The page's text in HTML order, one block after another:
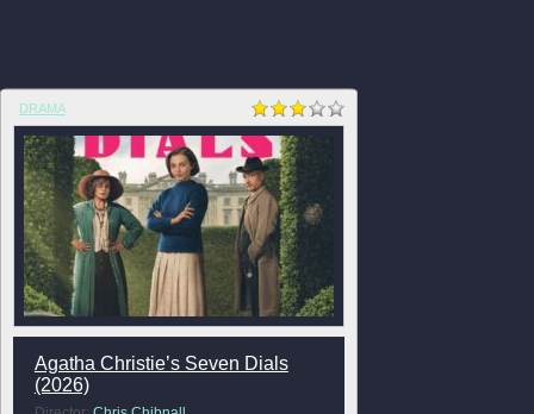
DRAMA
Agatha Christie’s Seven Dials
(2026)